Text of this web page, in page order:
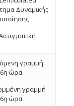
Δυναμικής
γραμμή
ώρα
γραμμή
ώρα